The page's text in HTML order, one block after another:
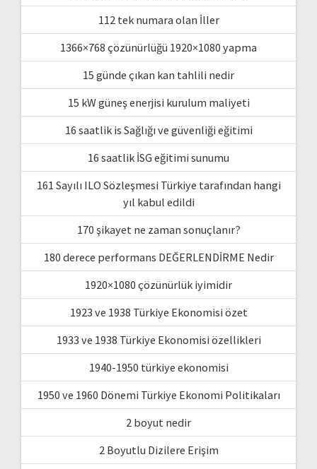
112 tek numara olan İller
1366×768 çözünürlüğü 1920×1080 yapma
15 günde çıkan kan tahlili nedir
15 kW güneş enerjisi kurulum maliyeti
16 saatlik is Sağlığı ve güvenliği eğitimi
16 saatlik İSG eğitimi sunumu
161 Sayılı ILO Sözleşmesi Türkiye tarafından hangi
yıl kabul edildi
170 şikayet ne zaman sonuçlanır?
180 derece performans DEĞERLENDİRME Nedir
1920×1080 çözünürlük iyimidir
1923 ve 1938 Türkiye Ekonomisi özet
1933 ve 1938 Türkiye Ekonomisi özellikleri
1940-1950 türkiye ekonomisi
1950 ve 1960 Dönemi Türkiye Ekonomi Politikaları
2 boyut nedir
2 Boyutlu Dizilere Erişim